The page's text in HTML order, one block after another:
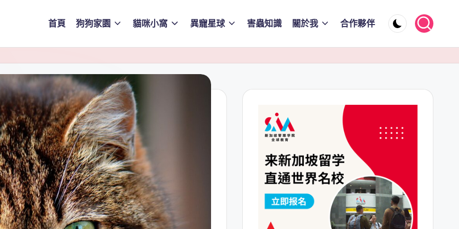
首頁 狗狗家園 貓咪小窩 異寵星球 害蟲知識 關於我 合作夥伴